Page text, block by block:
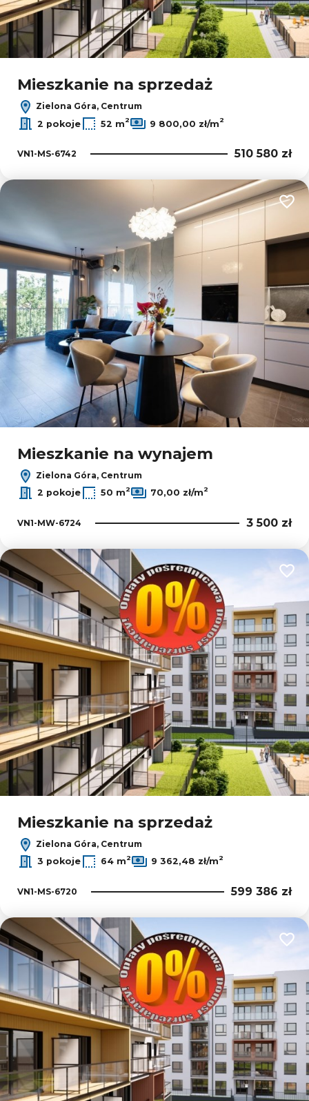
Mieszkanie na sprzedaż
Zielona Góra, Centrum
2 pokoje
52 m2 9 800,00 zł/m2
VN1-MS-6742 510 580 zł
Mieszkanie na wynajem
Zielona Góra, Centrum
2 pokoje
50 m2 70,00 zł/m2
VN1-MW-6724 3 500 zł
Mieszkanie na sprzedaż
Zielona Góra, Centrum
3 pokoje
64 m2 9 362,48 zł/m2
VN1-MS-6720 599 386 zł